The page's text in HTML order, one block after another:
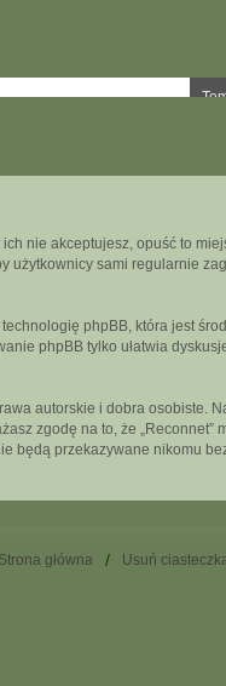
nie akceptujesz, opuść to
użytkownicy sami regularnie
technologię phpBB, która jest
phpBB tylko ułatwia
autorskie i dobra osobiste.
zgodę na to, że „Reconnet”
przekazywane nikomu
Strona główna Usuń